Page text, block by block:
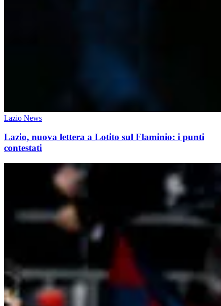
Lazio News
Lazio, nuova lettera a Lotito sul Flaminio: i punti
contestati